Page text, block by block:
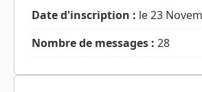
Date d'inscription : le 23
Nombre de messages : 28